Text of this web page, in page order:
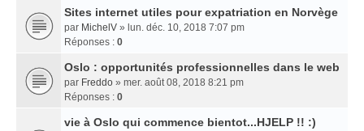
Sites internet utiles pour expatriation en Norvège
par MichelV » lun. déc. 10, 2018 7:07 pm
Réponses : 0
Oslo : opportunités professionnelles dans le web
par Freddo » mer. août 08, 2018 8:21 pm
Réponses : 0
vie à Oslo qui commence bientot...HJELP !! :)